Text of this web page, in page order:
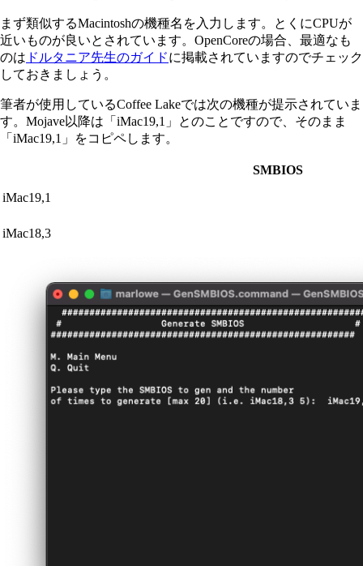
まず類似するMacintoshの機種名を入力します。とくにCPUが
近いものが良いとされています。OpenCoreの場合、最適なも
のは ドルタニア先生のガイドに掲載されていますのでチェック
しておきましょう。
筆者が使用しているCoffee Lakeでは次の機種が提示されていま
す。Mojave以降は「iMac19,1」とのことですので、そのまま
「iMac19,1」をコピペします。
SMBIOS
iMac19,1
iMac18,3